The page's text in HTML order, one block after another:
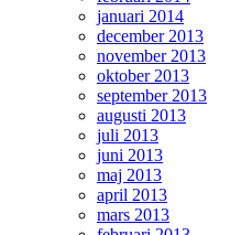
januari 2014
december 2013
november 2013
oktober 2013
september 2013
augusti 2013
juli 2013
juni 2013
maj 2013
april 2013
mars 2013